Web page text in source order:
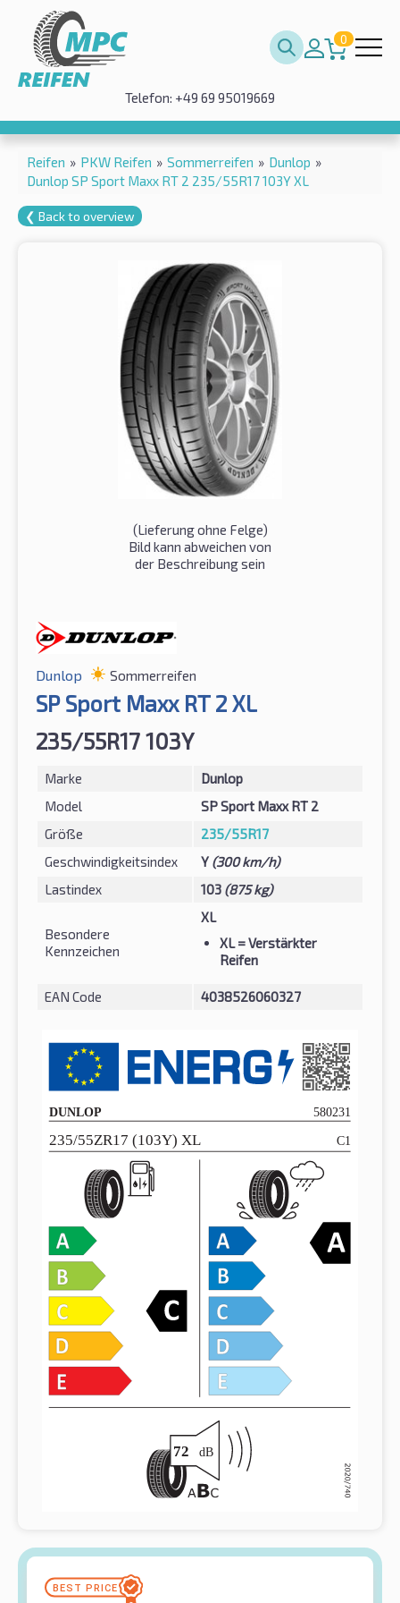
0
Telefon: +49 69 95019669
Reifen » PKW Reifen » Sommerreifen » Dunlop »
Dunlop SP Sport Maxx RT 2 235/55R17 103Y XL
❮ Back to overview
(Lieferung ohne Felge)
Bild kann abweichen von
der Beschreibung sein
Dunlop Sommerreifen
SP Sport Maxx RT 2 XL
235/55R17 103Y
Marke
Dunlop
Model
SP Sport Maxx RT 2
Größe
235/55R17
Geschwindigkeitsindex
Y (300 km/h)
Lastindex
103 (875 kg)
Besondere
Kennzeichen
XL
XL= Verstärkter
Reifen
EAN Code 4038526060327